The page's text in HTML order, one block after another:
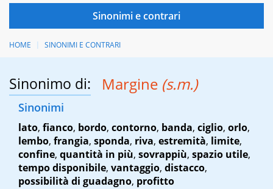
HOME SINONIMI E CONTRARI
Sinonimo di: Margine (s.m.)
Sinonimi
lato, fianco, bordo, contorno, banda, ciglio, orlo,
lembo, frangia, sponda, riva, estremità, limite,
confine, quantità in più, sovrappiù, spazio utile,
tempo disponibile, vantaggio, distacco,
possibilità di guadagno, profitto